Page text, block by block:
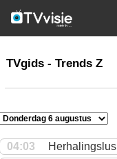
TVgids
TVgids - Trends Z
04:03
Herhalingslus